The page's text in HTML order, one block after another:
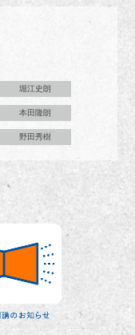
堀江史朗
本田隆朗
野田秀樹